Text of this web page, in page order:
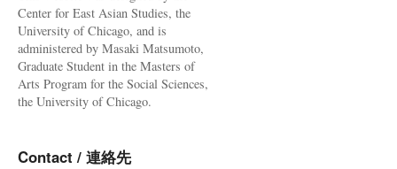
Center for East Asian Studies, the
University of Chicago, and is
administered by Masaki Matsumoto,
Graduate Student in the Masters of
Arts Program for the Social Sciences,
the University of Chicago.
Contact / 連絡先